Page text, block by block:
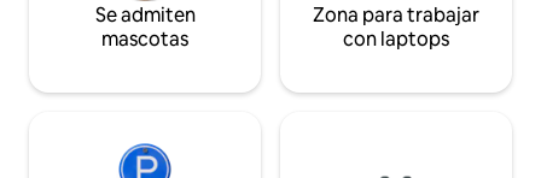
Se admiten
mascotas
Zona para trabajar
con laptops